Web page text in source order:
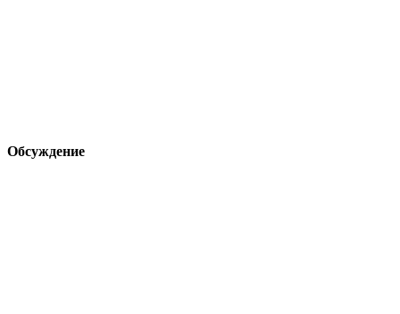
Обсуждение